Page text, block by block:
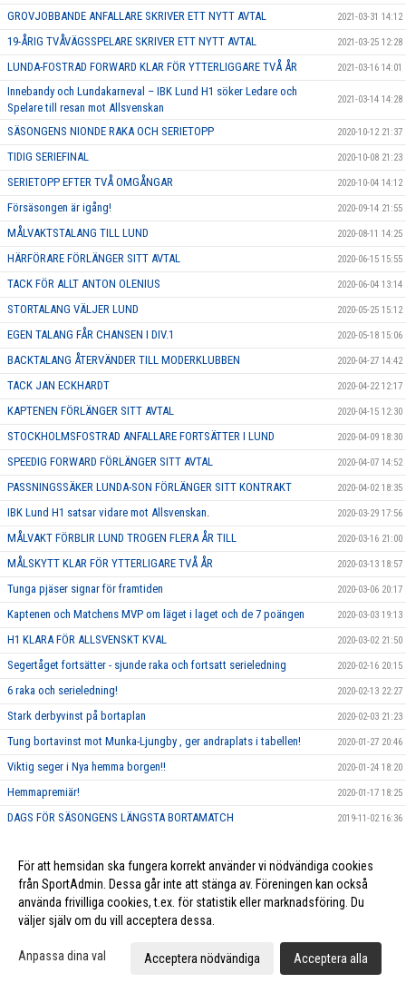
GROVJOBBANDE ANFALLARE SKRIVER ETT NYTT AVTAL 2021-03-31 14:12
19-ÅRIG TVÅVÄGSSPELARE SKRIVER ETT NYTT AVTAL 2021-03-25 12:28
LUNDA-FOSTRAD FORWARD KLAR FÖR YTTERLIGGARE TVÅ ÅR 2021-03-16 14:01
Innebandy och Lundakarneval – IBK Lund H1 söker Ledare och
Spelare till resan mot Allsvenskan
2021-03-14 14:28
SÄSONGENS NIONDE RAKA OCH SERIETOPP 2020-10-12 21:37
TIDIG SERIEFINAL 2020-10-08 21:23
SERIETOPP EFTER TVÅ OMGÅNGAR 2020-10-04 14:12
Försäsongen är igång! 2020-09-14 21:55
MÅLVAKTSTALANG TILL LUND 2020-08-11 14:25
HÄRFÖRARE FÖRLÄNGER SITT AVTAL 2020-06-15 15:55
TACK FÖR ALLT ANTON OLENIUS 2020-06-04 13:14
STORTALANG VÄLJER LUND 2020-05-25 15:12
EGEN TALANG FÅR CHANSEN I DIV.1 2020-05-18 15:06
BACKTALANG ÅTERVÄNDER TILL MODERKLUBBEN 2020-04-27 14:42
TACK JAN ECKHARDT 2020-04-22 12:17
KAPTENEN FÖRLÄNGER SITT AVTAL 2020-04-15 12:30
STOCKHOLMSFOSTRAD ANFALLARE FORTSÄTTER I LUND 2020-04-09 18:30
SPEEDIG FORWARD FÖRLÄNGER SITT AVTAL 2020-04-07 14:52
PASSNINGSSÄKER LUNDA-SON FÖRLÄNGER SITT KONTRAKT 2020-04-02 18:35
IBK Lund H1 satsar vidare mot Allsvenskan. 2020-03-29 17:56
MÅLVAKT FÖRBLIR LUND TROGEN FLERA ÅR TILL 2020-03-16 21:00
MÅLSKYTT KLAR FÖR YTTERLIGARE TVÅ ÅR 2020-03-13 18:57
Tunga pjäser signar för framtiden 2020-03-06 20:17
Kaptenen och Matchens MVP om läget i laget och de 7 poängen 2020-03-03 19:13
H1 KLARA FÖR ALLSVENSKT KVAL 2020-03-02 21:50
Segertåget fortsätter - sjunde raka och fortsatt serieledning 2020-02-16 20:15
6 raka och serieledning! 2020-02-13 22:27
Stark derbyvinst på bortaplan 2020-02-03 21:23
Tung bortavinst mot Munka-Ljungby , ger andraplats i tabellen! 2020-01-27 20:46
Viktig seger i Nya hemma borgen!! 2020-01-24 18:20
Hemmapremiär! 2020-01-17 18:25
DAGS FÖR SÄSONGENS LÄNGSTA BORTAMATCH 2019-11-02 16:36
TUNG SUDDEN-FÖRLUST PÅ BORTAPLAN 2019-10-17 21:09
VINST I HEMMAPREMIÄREN 2019-10-15 20:03
Hemmapremiär! - Superderby
2019-10-08 21:08
SPELINTELLIGENT FRAMTIDSLÖFTE FLYTTAS UPP 2019-09-04 15:25
För att hemsidan ska fungera korrekt använder vi nödvändiga cookies
från SportAdmin. Dessa går inte att stänga av. Föreningen kan också
använda frivilliga cookies, t.ex. för statistik eller marknadsföring. Du
väljer själv om du vill acceptera dessa.
Anpassa dina val Acceptera nödvändiga Acceptera alla